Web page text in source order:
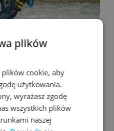
plików
cookie, aby
użytkowania.
wyrażasz zgodę
wszystkich plików
naszej